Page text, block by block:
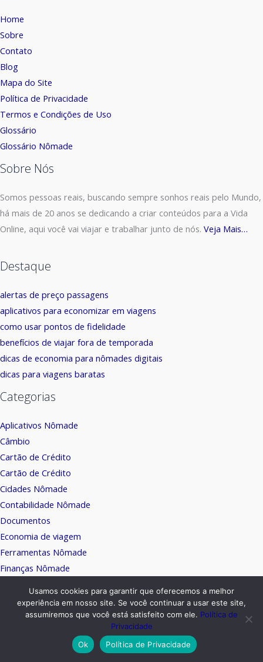
Home
Sobre
Contato
Blog
Mapa do Site
Política de Privacidade
Termos e Condições de Uso
Glossário
Glossário Nômade
Sobre Nós
Somos pessoas reais, buscando sempre sonhos reais pelo Mundo,
há mais de 20 anos se dedicando a criar conteúdos para a Vida
Online, aqui você vai viajar e trabalhar junto de nós. Veja Mais…
Destaque
alertas de preço passagens
aplicativos para economizar em viagens
como usar pontos de fidelidade
benefícios de viajar fora de temporada
dicas de economia para nômades digitais
dicas para viagens baratas
Categorias
Aplicativos Nômade
Câmbio
Cartão de Crédito
Cartão de Crédito
Cidades Nômade
Contabilidade Nômade
Documentos
Economia de viagem
Ferramentas Nômade
Finanças Nômade
Hospedagem Nômade
Intercâmbio
Usamos cookies para garantir que oferecemos a melhor
experiência em nosso site. Se você continuar a usar este site,
assumiremos que você está satisfeito com ele. Política de
Privacidade
Ok
Política de Privacidade